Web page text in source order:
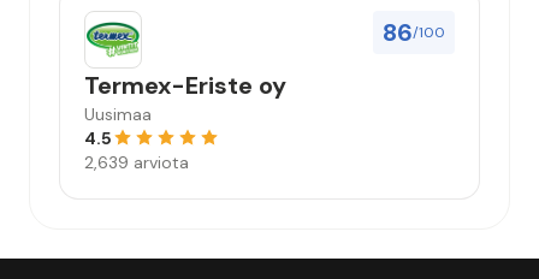
86/100
Termex-Eriste oy
Uusimaa
4.5
2,639 arviota